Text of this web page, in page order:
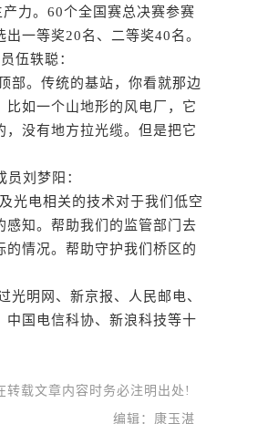
力。60个全国赛总决赛参赛
一等奖20名、二等奖40名。
伍轶聪：
。传统的基站，你看就那边
如一个山地形的风电厂，它
没有地方拉光缆。但是把它
刘梦阳：
电相关的技术对于我们低空
感知。帮助我们的监管部门去
情况。帮助守护我们桥区的
明网、新京报、人民邮电、
中国电信科协、新浪科技等十
转载文章内容时务必注明出处!
编辑：康玉湛